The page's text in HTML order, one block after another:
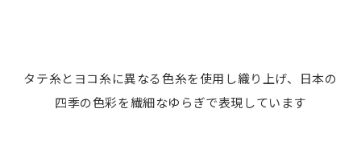
タテ糸とヨコ糸に異なる色糸を使用し織り上げ、日本の
四季の色彩を繊細なゆらぎで表現しています